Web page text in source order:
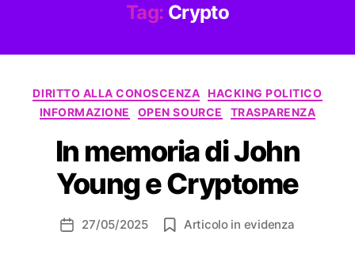
Tag: Crypto
Categorie
DIRITTO ALLA CONOSCENZA
HACKING POLITICO
INFORMAZIONE
OPEN SOURCE TRASPARENZA
In memoria di John
Young e Cryptome
Data27/05/2025 Articolo in evidenza